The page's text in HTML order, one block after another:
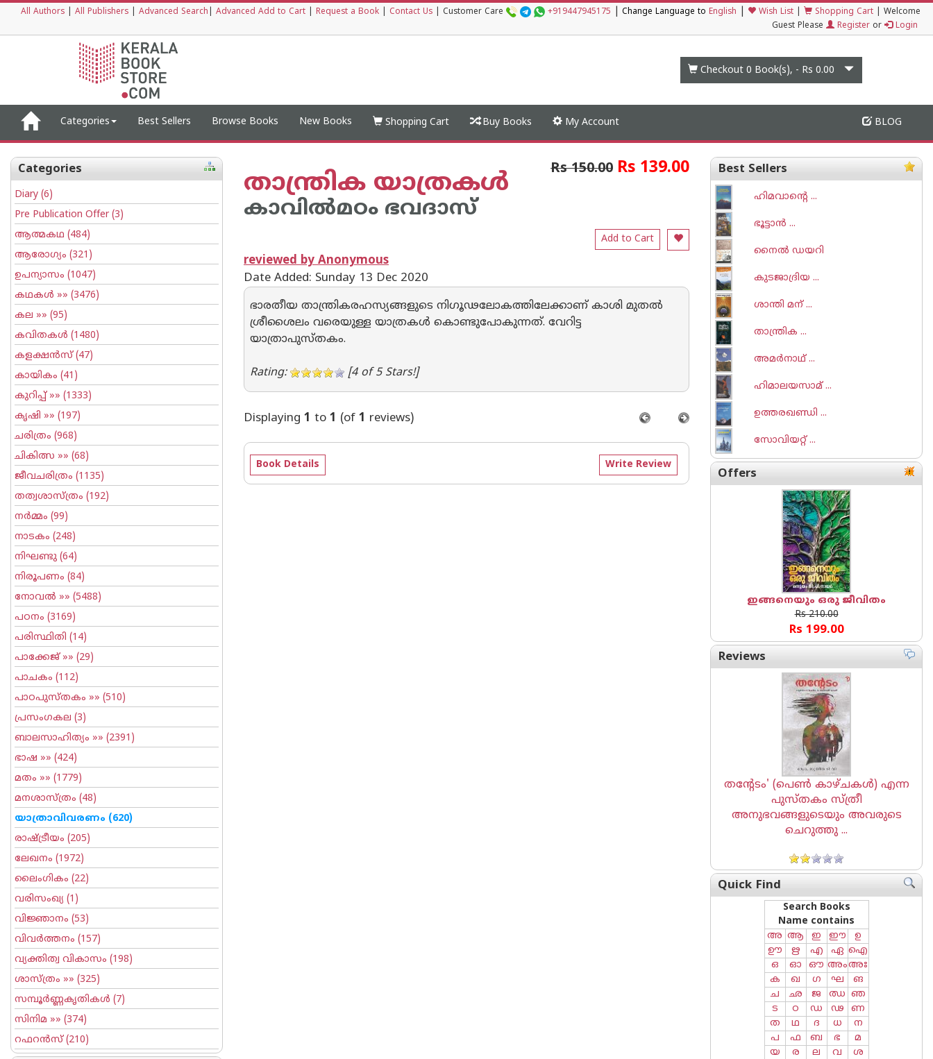
All Authors All Publishers Advanced Search Advanced Add to Cart Request a Book Contact Us Customer Care +919447945175 Change Language to English Wish List Shopping Cart
Welcome
Guest Please
Register or Login
Checkout 0 Book(s), - Rs 0.00
Categories Best Sellers Browse Books New Books Shopping Cart Buy Books My Account BLOG
Categories
Diary (6)
Pre Publication Offer(3)
ആത്മകഥ (484)
ആരോഗ്യം (321)
ഉപന്യാസം (1047)
കഥകള്‍ »» (3476)
കല »» (95)
കവിതകള്‍ (1480)
കളക്ഷന്‍സ്(47)
കായികം (41)
കുറിപ്പ്‌ »» (1333)
കൃഷി »» (197)
ചരിത്രം (968)
ചികിത്സ »» (68)
ജീവചരിത്രം (1135)
തത്വശാസ്ത്രം (192)
നര്‍മ്മം (99)
നാടകം (248)
നിഘണ്ടു (64)
നിരൂപണം (84)
നോവല്‍ »» (5488)
പഠനം (3169)
പരിസ്ഥിതി (14)
പാക്കേജ് »» (29)
പാചകം (112)
പാഠപുസ്തകം »» (510)
പ്രസംഗകല (3)
ബാലസാഹിത്യം »» (2391)
ഭാഷ »» (424)
മതം »» (1779)
മനശാസ്ത്രം (48)
യാത്രാവിവരണം (620)
രാഷ്ട്രീയം (205)
ലേഖനം (1972)
ലൈംഗികം (22)
വരിസംഖ്യ (1)
വിജ്ഞാനം (53)
വിവര്‍ത്തനം (157)
വ്യക്തിത്വ വികാസം (198)
ശാസ്ത്രം »» (325)
സമ്പൂര്‍ണ്ണകൃതികള്‍ (7)
സിനിമ »» (374)
റഫറന്‍സ്(210)
താന്ത്രിക യാത്രകള്‍
കാവില്‍മഠം ഭവദാസ്
Rs 150.00 Rs 139.00
Add to Cart
reviewed by Anonymous
Date Added: Sunday 13 Dec 2020
ഭാരതീയ താന്ത്രികരഹസ്യങ്ങളുടെ നിഗൂഢലോകത്തിലേക്കാണ് കാശി മുതൽ
ശ്രീശൈലം വരെയുള്ള യാത്രകൾ കൊണ്ടുപോകുന്നത്. വേറിട്ട
യാത്രാപുസ്തകം.
Rating: [4 of 5 Stars!]
Displaying 1 to 1 (of 1 reviews)
Write Review
Book Details
Best Sellers
ഹിമവാന്റെ ...
ഭൂട്ടാന്‍ ...
നൈല്‍ ഡയറി
കുടജാദ്രിയ ...
ശാന്തി മന് ...
താന്ത്രിക ...
അമര്‍നാഥ് ...
ഹിമാലയസാമ് ...
ഉത്തരഖണ്ഡി ...
സോവിയറ്റ് ...
Offers
ഇങ്ങനെയും ഒരു ജീവിതം
Rs 210.00
Rs 199.00
Reviews
തന്റേടം' (പെൺ കാഴ്ചകൾ) എന്ന
പുസ്തകം സ്ത്രീ
അനുഭവങ്ങളുടെയും അവരുടെ
ചെറുത്തു ...
Quick Find
Search Books
Name contains
അ ആ ഇ ഈ
ഉ
ഊ
ഋ എ ഏ ഐ
ഒ
ഓ ഔ അംഅഃ
ക
ഖ ഗ ഘ
ങ
ച
ഛ ജ ഝ ഞ
ട
ഠ ഡ ഢ
ണ
ത
ഥ ദ ധ
ന
പ
ഫ ബ ഭ
മ
യ
ര ല വ
ശ